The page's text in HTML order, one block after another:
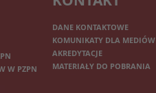
W PZPN
DANE KONTAKTOWE
KOMUNIKATY DLA MEDIÓW
AKREDYTACJE
MATERIAŁY DO POBRANIA